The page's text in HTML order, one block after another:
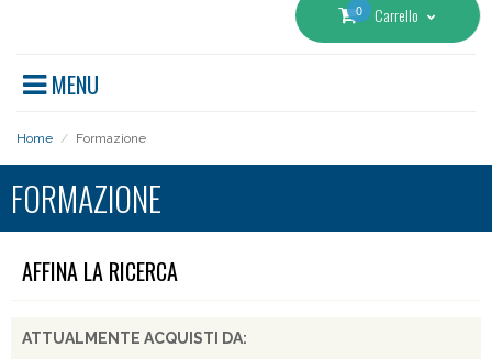
0 Carrello
MENU
Home / Formazione
FORMAZIONE
AFFINA LA RICERCA
ATTUALMENTE ACQUISTI DA: